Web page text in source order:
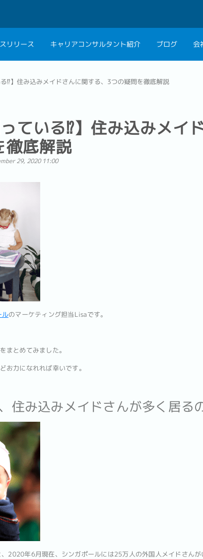
リリース キャリアコンサルタント紹介 ブログ 会
会社概要
グループ代表メッ
採用情報
キャリアコン
⁉】住み込みメイドさんに関する、3つの疑問を徹底解説
ている⁉】住み込みメイ
徹底解説
29, 2020 11:00
ルのマーケティング担当Lisaです。
まとめてみました。
お力になれれば幸いです。
住み込みメイドさんが多く居る
2020年6月現在、シンガポールには25万人の外国人メイドさん